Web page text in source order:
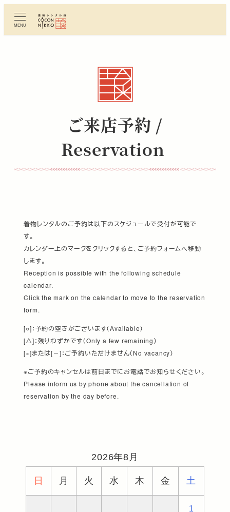
ン
MENU
ご来店予約 /
Reservation
着物レンタルのご予約は以下のスケジュールで受付が可能で
す。
カレンダー上のマークをクリックすると、ご予約フォームへ移動
します。
Reception is possible with the following schedule
calendar.
Click the mark on the calendar to move to the reservation
form.
[○]：予約の空きがございます（Available）
[△]：残りわずかです（Only a few remaining）
[×]または[－]：ご予約いただけません（No vacancy）
※ご予約のキャンセルは前日までにお電話でお知らせください。
Please inform us by phone about the cancellation of
reservation by the day before.
2026年8月
日 月 火 水 木 金 土
1